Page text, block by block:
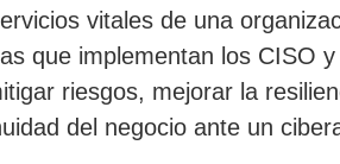
vitales de una
que implementan los CISO
riesgos, mejorar la
del negocio ante un